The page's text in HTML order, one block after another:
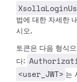
법에 대한 자세한
시오.
토큰은 다음 형식
다:
<user_JWT> 는